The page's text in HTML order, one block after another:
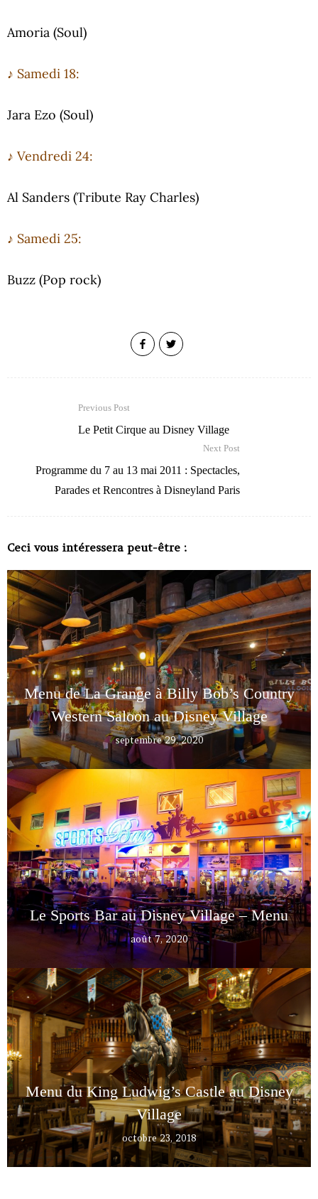
Amoria (Soul)
♪ Samedi 18:
Jara Ezo (Soul)
♪ Vendredi 24:
Al Sanders (Tribute Ray Charles)
♪ Samedi 25:
Buzz (Pop rock)
Previous Post
Le Petit Cirque au Disney Village
Next Post
Programme du 7 au 13 mai 2011 : Spectacles,
Parades et Rencontres à Disneyland Paris
Ceci vous intéressera peut-être :
Menu de La Grange à Billy Bob’s Country
Western Saloon au Disney Village
septembre 29, 2020
Le Sports Bar au Disney Village – Menu
août 7, 2020
Menu du King Ludwig’s Castle au Disney
Village
octobre 23, 2018